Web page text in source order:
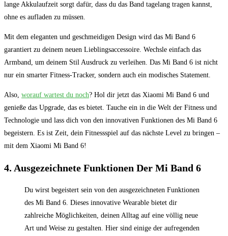
lange Akkulaufzeit sorgt⁣ dafür,⁣ dass du das Band tagelang tragen kannst,
ohne es aufladen zu⁣ müssen.
Mit dem eleganten und ‍geschmeidigen Design wird​ das Mi Band ‌6
garantiert‌ zu deinem neuen Lieblingsaccessoire. Wechsle​ einfach das
⁣Armband, um⁣ deinem Stil Ausdruck zu verleihen. Das Mi ​Band ⁢6 ⁣ist ⁤nicht
nur ein smarter Fitness-Tracker, sondern auch ein modisches Statement.
Also,‌ worauf wartest ⁢du noch? Hol dir ⁣jetzt das Xiaomi Mi Band 6 und
genieße das Upgrade, das ‍es bietet. Tauche ein ⁤in die Welt der Fitness ⁣und
Technologie und lass‍ dich von den⁣ innovativen Funktionen des Mi ⁣Band 6
begeistern. Es ist Zeit, dein Fitnessspiel auf das nächste Level zu⁤ bringen –
mit⁢ dem Xiaomi⁢ Mi Band 6!
4. Ausgezeichnete Funktionen Der Mi ⁤Band 6
Du‍ wirst begeistert sein​ von den ​ausgezeichneten Funktionen
des Mi Band 6. ⁣Dieses innovative Wearable bietet dir
zahlreiche Möglichkeiten,‌ deinen⁤ Alltag auf eine völlig neue
Art und ⁣Weise zu gestalten. Hier sind einige der aufregenden